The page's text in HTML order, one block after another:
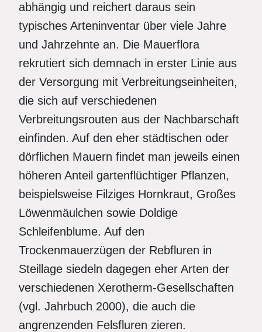
abhängig und reichert daraus sein
typisches Arteninventar über viele Jahre
und Jahrzehnte an. Die Mauerflora
rekrutiert sich demnach in erster Linie aus
der Versorgung mit Verbreitungseinheiten,
die sich auf verschiedenen
Verbreitungsrouten aus der Nachbarschaft
einfinden. Auf den eher städtischen oder
dörflichen Mauern findet man jeweils einen
höheren Anteil gartenflüchtiger Pflanzen,
beispielsweise Filziges Hornkraut, Großes
Löwenmäulchen sowie Doldige
Schleifenblume. Auf den
Trockenmauerzügen der Rebfluren in
Steillage siedeln dagegen eher Arten der
verschiedenen Xerotherm-Gesellschaften
(vgl. Jahrbuch 2000), die auch die
angrenzenden Felsfluren zieren.